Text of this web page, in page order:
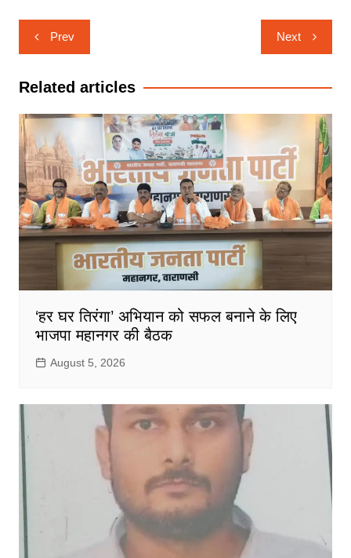
Post
navigation
Prev Next
Related articles
‘हर घर तिरंगा’ अभियान को सफल बनाने के लिए
भाजपा महानगर की बैठक
August 5, 2026